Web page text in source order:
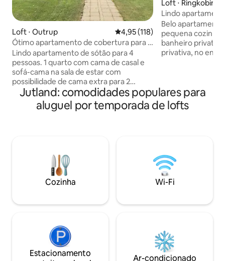
Loft ⋅ Outrup 4,95 de uma avaliação média de
4,95 (118)
Ótimo apartamento de cobertura para 4
pessoas em 6855 Outrup
Lindo apartamento de sótão para 4
pessoas. 1 quarto com cama de casal e
sofá-cama na sala de estar com
possibilidade de cama extra para 2
pessoas. Há opções de compras a
menos de 500 metros; Dagli 'Brugsen e
Konditor Bager. Estação de
área natural, 10 km até a praia de Henne,
natureza de Filsø, trilhas de bicicleta e
caminhada da plantação de Blåbjerg.
Golfe Pay and Play, Fun Park Outrup e
Norte.
Loft ⋅ Ringkobing
Lindo
fiorde
Belo
pequena cozinha
banheiro
privativa, no
também tem que
depois a casa,
fiorde perto do
muita vida.
com o Mar do
cidade.
Jutland: comodidades populares para
aluguel por temporada de lofts
Cozinha Wi-Fi
Estacionamento
Ar-condicionado